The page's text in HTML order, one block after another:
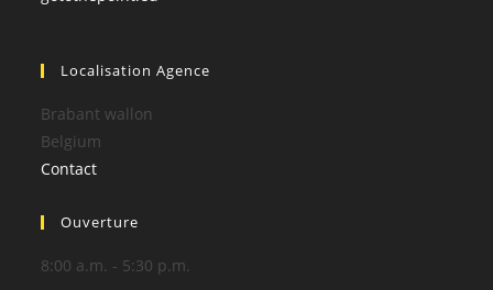
Localisation Agence
Brabant wallon
Belgium
Contact
Ouverture
8:00 a.m. - 5:30 p.m.